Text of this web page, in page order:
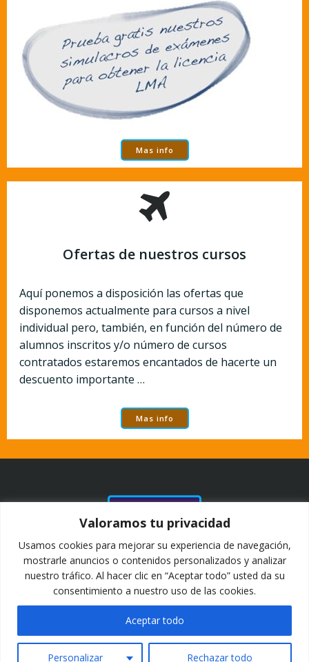
Valoramos tu privacidad
Usamos cookies para mejorar su experiencia de navegación,
mostrarle anuncios o contenidos personalizados y analizar
nuestro tráfico. Al hacer clic en “Aceptar todo” usted da su
consentimiento a nuestro uso de las cookies.
Personalizar Rechazar todo
Aceptar todo
Mas info
Ofertas de nuestros cursos
Aquí ponemos a disposición las ofertas que
disponemos actualmente para cursos a nivel
individual pero, también, en función del número de
alumnos inscritos y/o número de cursos
contratados estaremos encantados de hacerte un
descuento importante …
Mas info
CLIENTES Y
DESDE 2011